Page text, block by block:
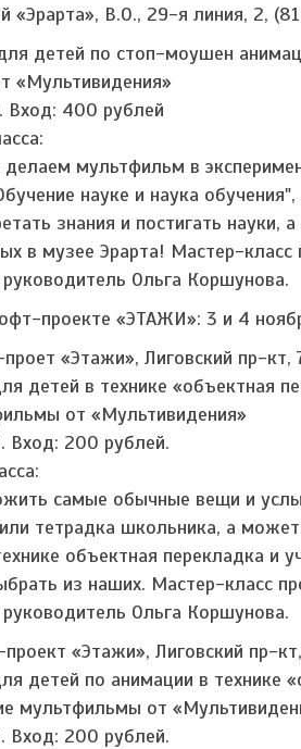
«Эрарта», В.О., 29-я линия, 2,
детей по стоп-моушен
«Мультивидения»
Вход: 400 рублей
мультфильм в
науке и наука
знания и постигать
в музее Эрарта! Мастер-
Ольга Коршунова.
проекте «ЭТАЖИ»: 3 и 4
«Этажи», Лиговский пр-
детей в технике «объектная
от «Мультивидения»
Вход: 200 рублей.
самые обычные вещи и
тетрадка школьника, а
объектная перекладка и
из наших. Мастер-класс
Ольга Коршунова.
«Этажи», Лиговский пр-
детей по анимации в технике
мультфильмы от
Вход: 200 рублей.